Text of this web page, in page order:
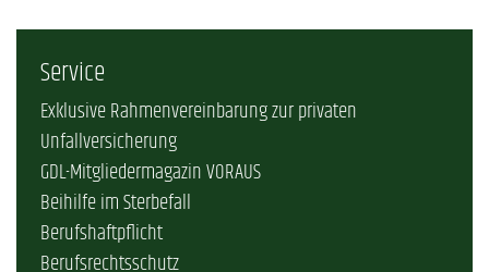
Service
Exklusive Rahmenvereinbarung zur privaten
Unfallversicherung
GDL-Mitgliedermagazin VORAUS
Beihilfe im Sterbefall
Berufshaftpflicht
Berufsrechtsschutz